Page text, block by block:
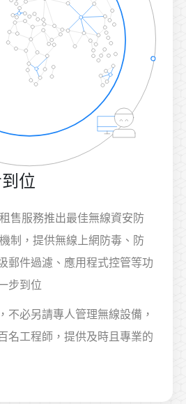
位
售服務推出最佳無線資安防
制，提供無線上網防毒、防
郵件過濾、應用程式控管等功
步到位
不必另請專人管理無線設備，
名工程師，提供及時且專業的